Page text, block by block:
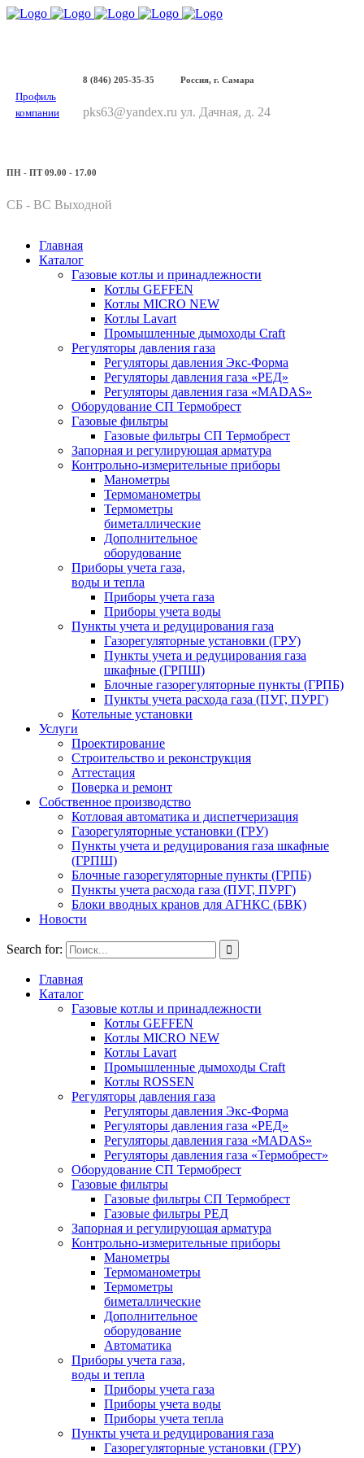
Профиль
компании
8 (846) 205-35-35
pks63@yandex.ru
Россия, г. Самара
ул. Дачная, д. 24
ПН - ПТ 09.00 - 17.00
СБ - ВС Выходной
Главная
Каталог
Газовые котлы и принадлежности
Котлы GEFFEN
Котлы MICRO NEW
Котлы Lavart
Промышленные дымоходы Craft
Регуляторы давления газа
Регуляторы давления Экс-Форма
Регуляторы давления газа «РЕД»
Регуляторы давления газа «MADAS»
Оборудование СП Термобрест
Газовые фильтры
Газовые фильтры СП Термобрест
Запорная и регулирующая арматура
Контрольно-измерительные приборы
Манометры
Термоманометры
Термометры
биметаллические
Дополнительное
оборудование
Приборы учета газа,
воды и тепла
Приборы учета газа
Приборы учета воды
Пункты учета и редуцирования газа
Газорегуляторные установки (ГРУ)
Пункты учета и редуцирования газа
шкафные (ГРПШ)
Блочные газорегуляторные пункты (ГРПБ)
Пункты учета расхода газа (ПУГ, ПУРГ)
Котельные установки
Услуги
Проектирование
Строительство и реконструкция
Аттестация
Поверка и ремонт
Собственное производство
Котловая автоматика и диспетчеризация
Газорегуляторные установки (ГРУ)
Пункты учета и редуцирования газа шкафные
(ГРПШ)
Блочные газорегуляторные пункты (ГРПБ)
Пункты учета расхода газа (ПУГ, ПУРГ)
Блоки вводных кранов для АГНКС (БВК)
Новости
Search for:
Главная
Каталог
Газовые котлы и принадлежности
Котлы GEFFEN
Котлы MICRO NEW
Котлы Lavart
Промышленные дымоходы Craft
Котлы ROSSEN
Регуляторы давления газа
Регуляторы давления Экс-Форма
Регуляторы давления газа «РЕД»
Регуляторы давления газа «MADAS»
Регуляторы давления газа «Термобрест»
Оборудование СП Термобрест
Газовые фильтры
Газовые фильтры СП Термобрест
Газовые фильтры РЕД
Запорная и регулирующая арматура
Контрольно-измерительные приборы
Манометры
Термоманометры
Термометры
биметаллические
Дополнительное
оборудование
Автоматика
Приборы учета газа,
воды и тепла
Приборы учета газа
Приборы учета воды
Приборы учета тепла
Пункты учета и редуцирования газа
Газорегуляторные установки (ГРУ)